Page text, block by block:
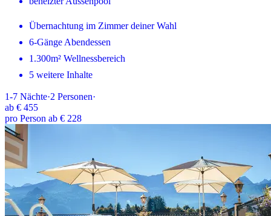
Übernachtung im Zimmer deiner Wahl
6-Gänge Abendessen
1.300m² Wellnessbereich
5 weitere Inhalte
1-7 Nächte·2 Personen·
ab € 455
pro Person ab € 228